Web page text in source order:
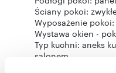
Ściany pokoi:
Wyposażenie pokoi:
Wystawa okien -
Typ kuchni: aneks
salonem
Rodzaj kuchni: